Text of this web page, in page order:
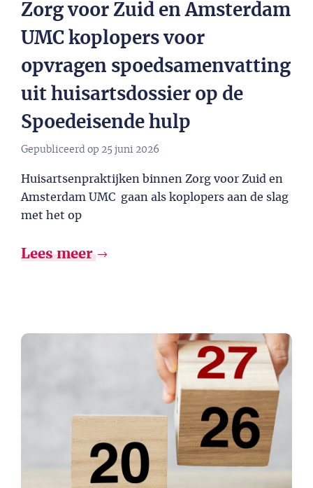
Zorg voor Zuid en Amsterdam
UMC koplopers voor
opvragen spoedsamenvatting
uit huisartsdossier op de
Spoedeisende hulp
Gepubliceerd op 25 juni 2026
Huisartsenpraktijken binnen Zorg voor Zuid en
Amsterdam UMC gaan als koplopers aan de slag
met het op
Lees meer